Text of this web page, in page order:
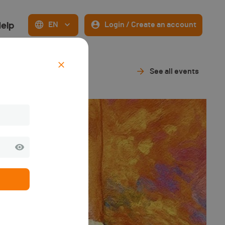
EN Login / Create an account
See all events